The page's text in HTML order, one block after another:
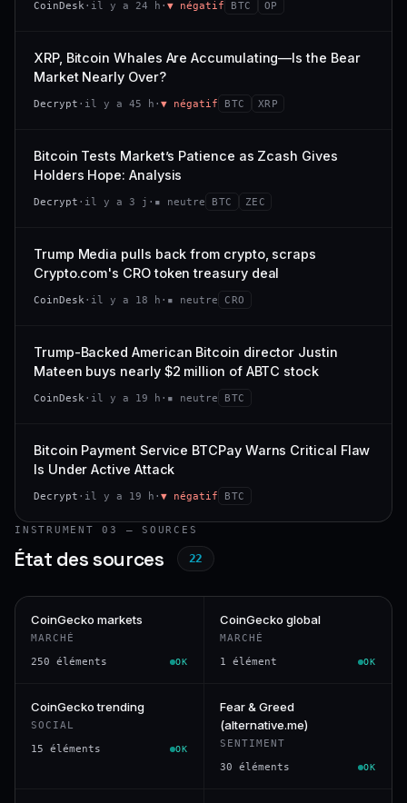
−0,1 % +0,1 %
−0,1 % #29
CONFIANCE
477 M$ 1 464 $
+0,6 % −3,6 %
−94,7 % #102
CONFIANCE
CoinDesk · il y a 24 h · ▼ négatif BTC OP
XRP, Bitcoin Whales Are Accumulating—Is the Bear
Market Nearly Over?
Decrypt · il y a 45 h · ▼ négatif BTC XRP
Bitcoin Tests Market’s Patience as Zcash Gives
Holders Hope: Analysis
Decrypt · il y a 3 j · ▪ neutre BTC ZEC
Trump Media pulls back from crypto, scraps
Crypto.com's CRO token treasury deal
CoinDesk · il y a 18 h · ▪ neutre CRO
Trump-Backed American Bitcoin director Justin
Mateen buys nearly $2 million of ABTC stock
CoinDesk · il y a 19 h · ▪ neutre BTC
Bitcoin Payment Service BTCPay Warns Critical Flaw
Is Under Active Attack
Decrypt · il y a 19 h · ▼ négatif BTC
INSTRUMENT 03 — SOURCES
État des sources 22
CoinGecko markets
MARCHÉ
250 éléments OK
CoinGecko global
MARCHÉ
1 élément OK
CoinGecko trending
SOCIAL
15 éléments OK
Fear & Greed
(alternative.me)
SENTIMENT
30 éléments OK